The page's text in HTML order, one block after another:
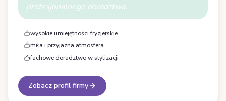
profesjonalnego doradztwa.
wysokie umiejętności fryzjerskie
miła i przyjazna atmosfera
fachowe doradztwo w stylizacji
Zobacz profil firmy